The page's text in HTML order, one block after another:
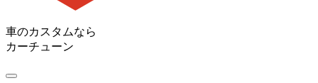
車のカスタムなら
カーチューン